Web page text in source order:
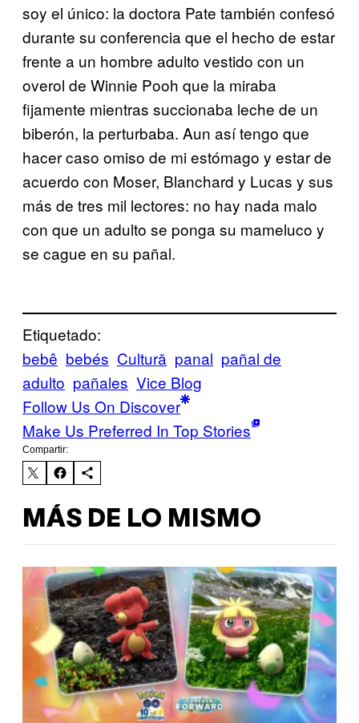
soy el único: la doctora Pate también confesó
durante su conferencia que el hecho de estar
frente a un hombre adulto vestido con un
overol de Winnie Pooh que la miraba
fijamente mientras succionaba leche de un
biberón, la perturbaba. Aun así tengo que
hacer caso omiso de mi estómago y estar de
acuerdo con Moser, Blanchard y Lucas y sus
más de tres mil lectores: no hay nada malo
con que un adulto se ponga su mameluco y
se cague en su pañal.
Etiquetado:
bebê bebés Cultură panal pañal de
adulto pañales Vice Blog
Follow Us On Discover
Make Us Preferred In Top Stories
Compartir:
MÁS DE LO MISMO